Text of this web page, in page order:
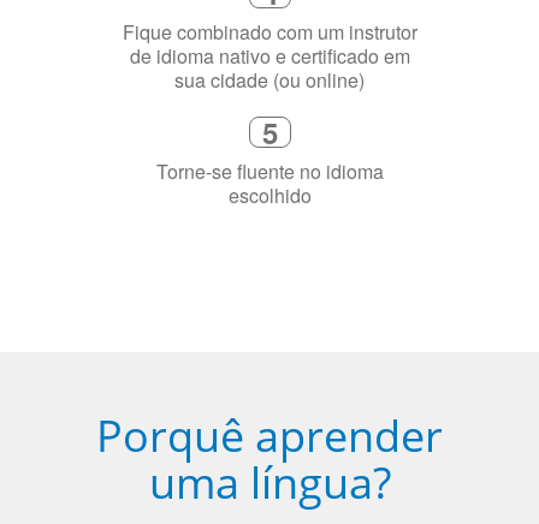
Fique combinado com um instrutor
de idioma nativo e certificado em
sua cidade (ou online)
5
Torne-se fluente no idioma
escolhido
Porquê aprender
uma língua?